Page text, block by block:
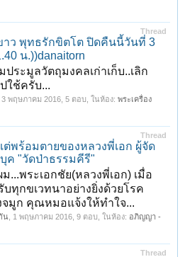
Thread
าว พุทธรักขิตโต ปิดคืนนี้วันที่ 3
น.))danaitorn
ประมูลวัตถุมงคลเก่าเก็บ..เลิก
ใช้ครับ...
3 พฤษภาคม 2016 , 5 ตอบ, ในห้อง: พระเครื่อง
Thread
ต่พร้อมตายของหลวงพี่เอก ผู้จัด
ค "วัดป่าธรรมคีรี"
...พระเอกชัย(หลวงพี่เอก) เมื่อ
บทุกขเวทนาอย่างยิ่งด้วยโรค
จมูก คุณหมอแจ้งให้ทำใจ...
น 1 พฤษภาคม 2016 , 9 ตอบ, ในห้อง: อภิญญา -
Thread